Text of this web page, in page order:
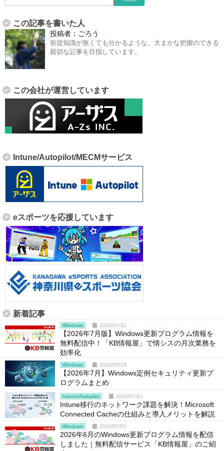
この記事を書いた人
投稿者： ごろう
前提知識が無くても分かるような、大まかな把握のできる
親切な記事を目指しています。
この会社が運営しています
Intune/Autopilot/MECMサービス
eスポーツを応援しています
新着記事
Windows 2026/07/31
【2026年7月版】Windows更新プログラム情報を
無料配信中！「KB情報屋」で情シスの月次業務を
効率化
Windows 2026/07/15
【2026年7月】Windows定例セキュリティ更新プ
ログラムまとめ
Intune/Autopilot 2026/07/01
Intune移行のネットワーク課題を解決！Microsoft
Connected Cacheの仕組みと導入メリットを解説
Windows 2026/07/01
2026年6月のWindows更新プログラム情報を配信
しました｜無料配信サービス「KB情報屋」のご紹